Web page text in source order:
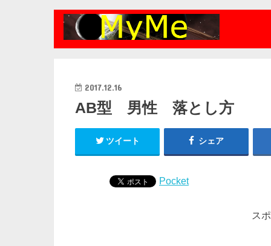
2017.12.16
AB型 男性 落とし方
ツイート シェア
Pocket
ス